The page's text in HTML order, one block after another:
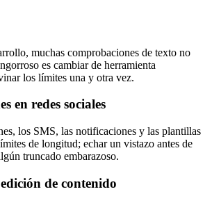
muchas comprobaciones de texto no
es cambiar de herramienta
los límites una y otra vez.
en redes sociales
los SMS, las notificaciones y las plantillas
de longitud; echar un vistazo antes de
truncado embarazoso.
de contenido